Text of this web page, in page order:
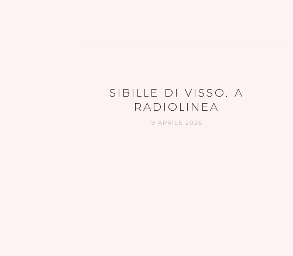
SIBILLE DI VISSO, A
RADIOLINEA
9 APRILE 2026